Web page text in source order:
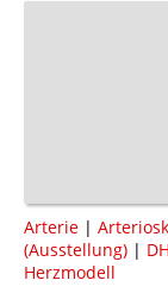
Arterie |
(Ausstellung) |
Herzmodell